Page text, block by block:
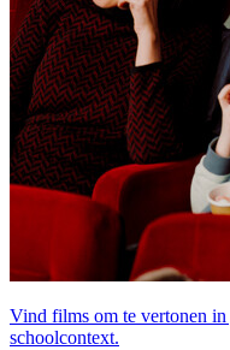
Vind films om te vertonen
schoolcontext.